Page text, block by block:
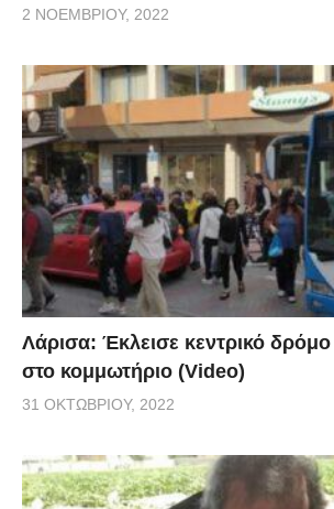
2 ΝΟΕΜΒΡΊΟΥ, 2022
Λάρισα: Έκλεισε κεντρικό δρόμο
στο κομμωτήριο (Video)
31 ΟΚΤΩΒΡΊΟΥ, 2022